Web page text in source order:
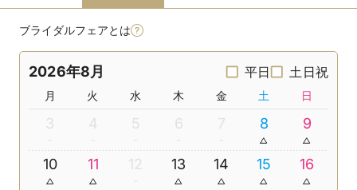
ブライダルフェアとは
2026年8月 平日 土日祝
月 火 水 木 金 土 日
3 4 5 6 7 8 9
10 11 12 13 14 15 16